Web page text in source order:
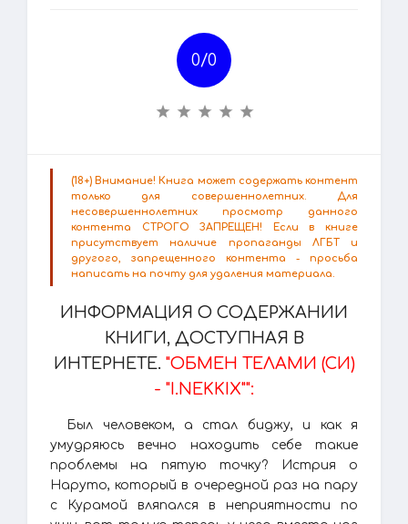
0/0
(18+) Внимание! Книга может содержать контент
только для совершеннолетних. Для
несовершеннолетних просмотр данного
контента СТРОГО ЗАПРЕЩЕН! Если в книге
присутствует наличие пропаганды ЛГБТ и
другого, запрещенного контента - просьба
написать на почту для удаления материала.
ИНФОРМАЦИЯ О СОДЕРЖАНИИ
КНИГИ, ДОСТУПНАЯ В
ИНТЕРНЕТЕ. "ОБМЕН ТЕЛАМИ (СИ)
- "I.NEKKIX"":
Был человеком, а стал биджу, и как я
умудряюсь вечно находить себе такие
проблемы на пятую точку? Истрия о
Наруто, который в очередной раз на пару
с Курамой вляпался в неприятности по